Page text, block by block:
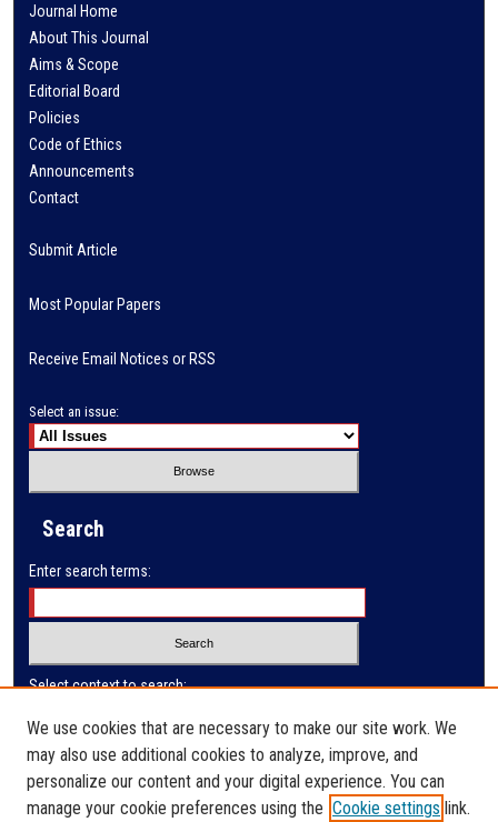
Journal Home
About This Journal
Aims & Scope
Editorial Board
Policies
Code of Ethics
Announcements
Contact
Submit Article
Most Popular Papers
Receive Email Notices or RSS
Select an issue:
Search
Enter search terms:
Select context to search:
Advanced Search
ISSN: 2410-3128
We use cookies that are necessary to make our site work. We
may also use additional cookies to analyze, improve, and
personalize our content and your digital experience. You can
manage your cookie preferences using the Cookie settings link.